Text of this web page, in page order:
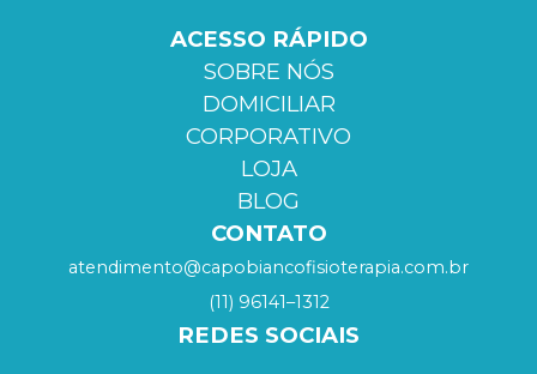
ACESSO RÁPIDO
SOBRE NÓS
DOMICILIAR
CORPORATIVO
LOJA
BLOG
CONTATO
atendimento@capobiancofisioterapia.com.br
(11) 96141–1312
REDES SOCIAIS